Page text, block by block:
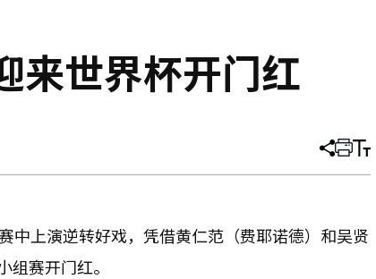
来世界杯开门红
分
文
打 调
大
中上演逆转好戏，凭借黄仁范（费耶诺德）和吴贤
赛开门红。